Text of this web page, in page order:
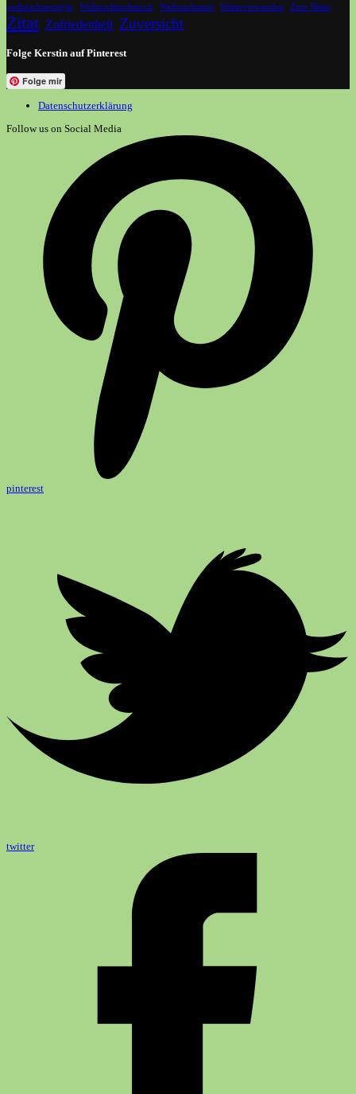
weihnachtsrezepte
Weihnachtsschmuck Weihnachtszeit Weiterverwenden Zero Waste
Zitat Zufriedenheit Zuversicht
Folge Kerstin auf Pinterest
Folge mir
Datenschutzerklärung
Follow us on Social Media
pinterest
twitter